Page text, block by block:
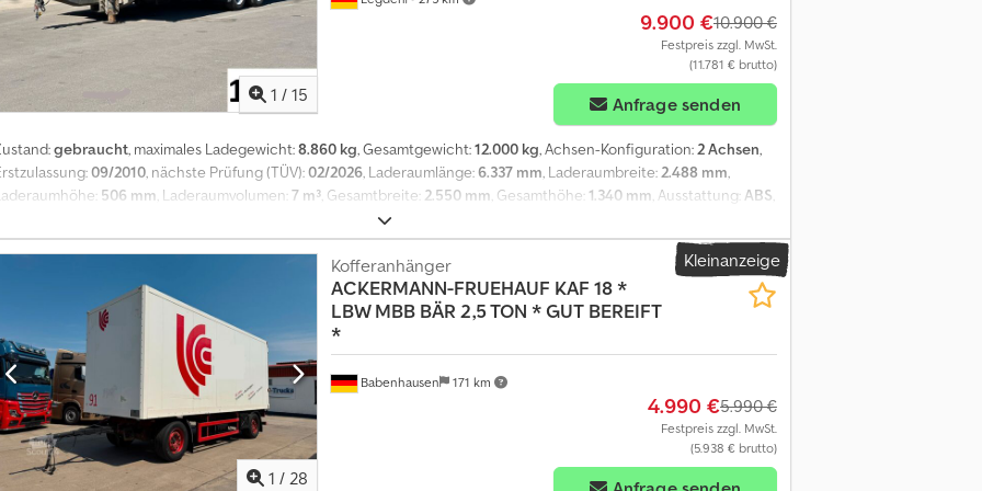
von ExportkennzeichenÜberführung von FahrzeugenZulassung von
und Fahrzeugtransporte----?IHR VTS TEAM
1 / 15
9.900 €10.900 €
Festpreis zzgl. MwSt.
(11.781 € brutto)
Anfrage senden
gebraucht, maximales Ladegewicht:8.860 kg, Gesamtgewicht:12.000 kg, Achsen-Konfiguration:2 Achsen,
09/2010, nächste Prüfung (TÜV):02/2026, Laderaumlänge:6.337 mm, Laderaumbreite:2.488 mm,
506 mm, Laderaumvolumen:7 m³, Gesamtbreite: 2.550 mm, Gesamthöhe:1.340 mm, Ausstattung: ABS,
Z-PA-F12,0/6,4JZ Tandem Anhänger f. Glastransport Bordwände klappbar * Schienenverzurrsystem im
* Knorr Bremsanlage * Trailer EBS,ALB & ABS * Gigant Achsen, luftgefedert & Zwillingsbereift * Trommelbremse
* Reifendimension: 205/65R17,5 Chodpfx Asy Hn Shon Uea * techn. Gesamtgewicht: 12000 kg * Eigengewicht: 3140
* Gesamtlänge: 8360 mm * SP fällig: 08.2026 ----Fahrzeugnummer/Vehicle: 11985----Irrtümer und Zwischenverkauf
Werbung und diverse Schriftzüge wurden digital entfernt. -----Gerne stehen wir Ihnen für alle
welche beim Kauf eines Fahrzeugs anfallen, mit Rat und Tat zur Seite.Teilen Sie uns einfach Ihre
und Anregungen mit und wir kümmern uns darum.Unter anderem können wir Ihnen gegen Aufpreis die
Dienstleistungen anbieten:----Inzahlungnahme Ihres alten FahrzeugsTÜV/SP AbnahmeKomplette
von FinanzierungenBeantragung von ExportkennzeichenÜberführung von
von FahrzeugenBergungen und Fahrzeugtransporte----?IHR VTS TEAM
Kleinanzeige
1 / 28
Babenhausen 171 km
Kofferanhänger
ACKERMANN-FRUEHAUF KAF 18 *
LBW MBB BÄR 2,5 TON * GUT BEREIFT
*
4.990 €5.990 €
Festpreis zzgl. MwSt.
(5.938 € brutto)